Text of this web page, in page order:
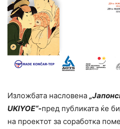
Изложбата насловена
UKIYOE“-пред публиката ќе
на проектот за соработка